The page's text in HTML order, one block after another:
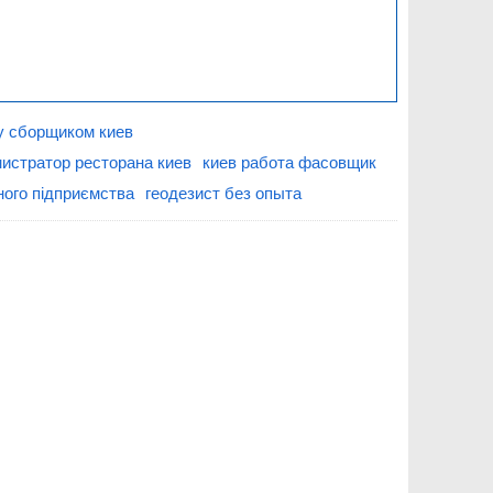
сборщиком киев
ресторана киев
киев работа фасовщик
підприємства геодезист без опыта